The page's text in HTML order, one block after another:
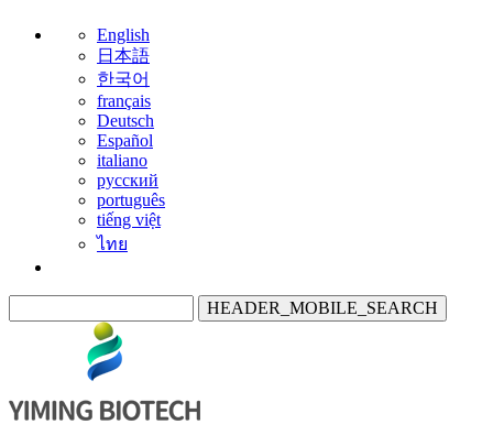
English
日本語
한국어
français
Deutsch
Español
italiano
русский
português
tiếng việt
ไทย
HEADER_MOBILE_SEARCH